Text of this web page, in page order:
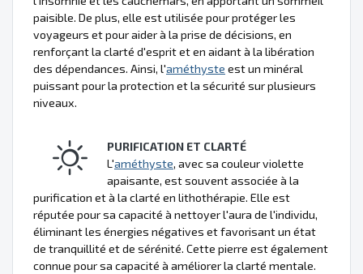
paisible. De plus, elle est utilisée pour protéger les
voyageurs et pour aider à la prise de décisions, en
renforçant la clarté d'esprit et en aidant à la libération
des dépendances. Ainsi, l'améthyste est un minéral
puissant pour la protection et la sécurité sur plusieurs
niveaux.
PURIFICATION ET CLARTÉ
L'améthyste, avec sa couleur violette
apaisante, est souvent associée à la
purification et à la clarté en lithothérapie. Elle est
réputée pour sa capacité à nettoyer l'aura de l'individu,
éliminant les énergies négatives et favorisant un état
de tranquillité et de sérénité. Cette pierre est également
connue pour sa capacité à améliorer la clarté mentale.